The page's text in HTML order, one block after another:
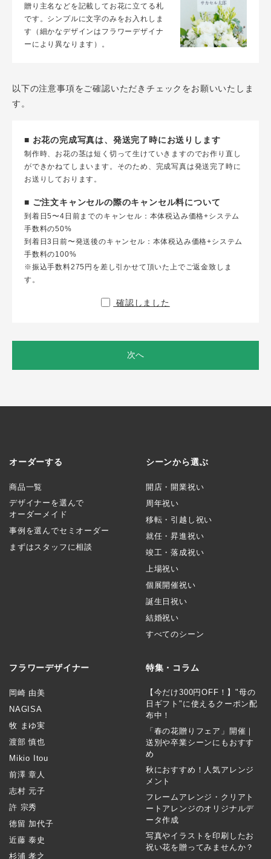
贈り主名などを記載してお花に立てる札
です。シンプルに文字のみをお入れしま
す（細かなデザインはフラワーデザイナ
ーにより異なります）。
以下の注意事項をご確認いただきチェックをお願いいたしま
す。
■ お花の完成写真は、発送完了時にお送りします
制作時、お花の茎は短く切って生けていきますのでお作り直し
ができかねてしまいます。そのため、完成写真は発送完了時に
お送りしております。
■ ご注文キャンセルの際のキャンセル料について
到着日5〜4日前までのキャンセル：本体税込み価格+システム
手数料の50%
到着日3日前〜発送後のキャンセル：本体税込み価格+システム
手数料の100%
※振込手数料275円を差し引かせて頂いた上でご返金致しま
す。
確認しました
次へ
オーダーする
商品一覧
デザイナーを選んで
オーダーメイド
事例を選んでセミオーダー
まずはスタッフに相談
シーンから選ぶ
開店・開業祝い
周年祝い
移転・引越し祝い
就任・昇進祝い
竣工・落成祝い
上場祝い
個展開催祝い
誕生日祝い
結婚祝い
すべてのシーン
フラワーデザイナー
岡崎 由美
NAGISA
牧 まゆ実
渡部 慎也
Mikio Itou
前澤 章人
志村 元子
許 宗秀
徳留 加代子
近藤 泰史
杉浦 孝之
特集・コラム
【今だけ300円OFF！】"母の
日ギフト"に使えるクーポン配
布中！
「春の花贈りフェア」開催｜
送別や卒業シーンにもおすす
め
秋におすすめ！人気アレンジ
メント
フレームアレンジ・クリアト
ートアレンジのオリジナルデ
ータ作成
写真やイラストを印刷したお
祝い花を贈ってみませんか？